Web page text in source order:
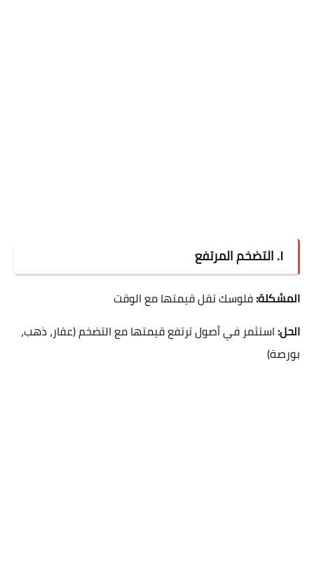
١. التضخم المرتفع
المشكلة:فلوسك تقل قيمتها مع الوقت
الحل: استثمر في أصول ترتفع قيمتها مع التضخم (عقار، ذهب،
بورصة)